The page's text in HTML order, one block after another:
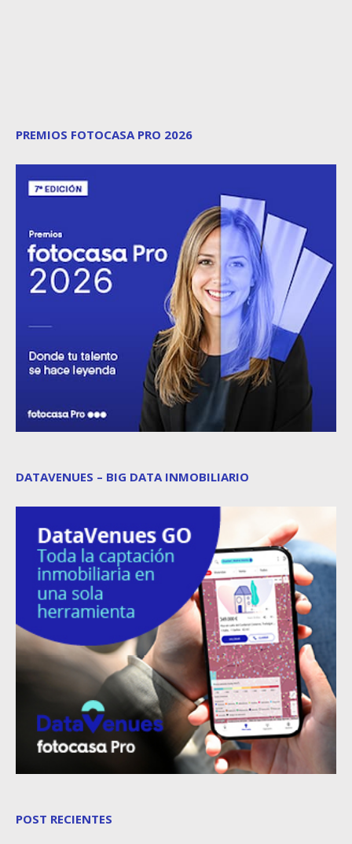
PREMIOS FOTOCASA PRO 2026
DATAVENUES – BIG DATA INMOBILIARIO
POST RECIENTES